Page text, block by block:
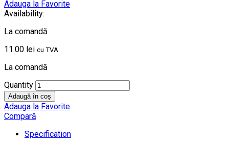
Adauga la Favorite
Availability:
La comandă
11.00 lei cu TVA
La comandă
Quantity
Adaugă în coș
Adauga la Favorite
Compară
Specification